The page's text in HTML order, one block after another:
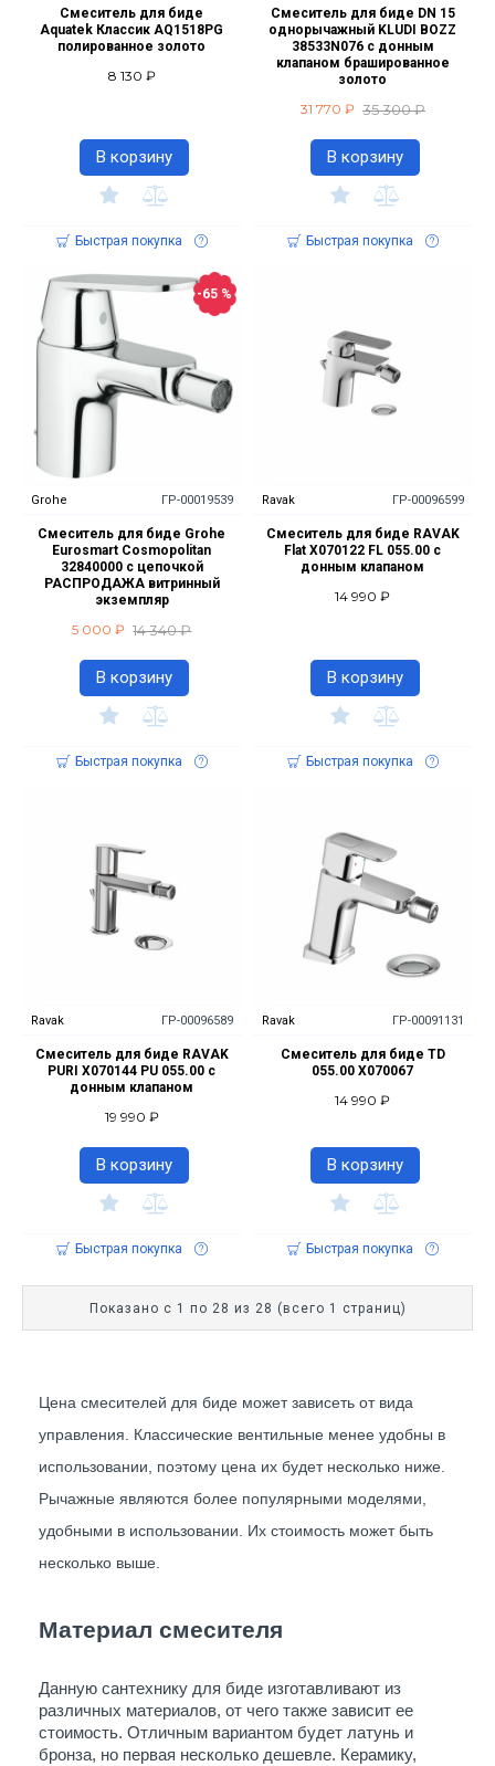
Цена смесителей для биде может зависеть от вида
управления. Классические вентильные менее удобны в
использовании, поэтому цена их будет несколько ниже.
Рычажные являются более популярными моделями,
удобными в использовании. Их стоимость может быть
несколько выше.
Материал смесителя
Данную сантехнику для биде изготавливают из
различных материалов, от чего также зависит ее
стоимость. Отличным вариантом будет латунь и
бронза, но первая несколько дешевле. Керамику,
Смеситель для биде
Aquatek Классик AQ1518PG
полированное золото
8 130 ₽
В корзину
Быстрая покупка
Смеситель для биде DN 15
однорычажный KLUDI BOZZ
38533N076 с донным
клапаном брашированное
золото
31 770 ₽ 35 300 ₽
В корзину
Быстрая покупка
-65 %
Grohe ГР-00019539
Смеситель для биде Grohe
Eurosmart Cosmopolitan
32840000 с цепочкой
РАСПРОДАЖА витринный
экземпляр
5 000 ₽ 14 340 ₽
В корзину
Быстрая покупка
Ravak ГР-00096599
Смеситель для биде RAVAK
Flat X070122 FL 055.00 с
донным клапаном
14 990 ₽
В корзину
Быстрая покупка
Ravak ГР-00096589
Смеситель для биде RAVAK
PURI X070144 PU 055.00 с
донным клапаном
19 990 ₽
В корзину
Быстрая покупка
Ravak ГР-00091131
Смеситель для биде TD
055.00 X070067
14 990 ₽
В корзину
Быстрая покупка
Показано с 1 по 28 из 28 (всего 1 страниц)